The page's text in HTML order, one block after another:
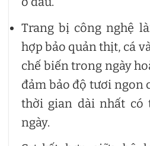
Trang bị công nghệ
hợp bảo quản thịt, cá
chế biến trong ngày
đảm bảo độ tươi ngon
thời gian dài nhất
ngày.